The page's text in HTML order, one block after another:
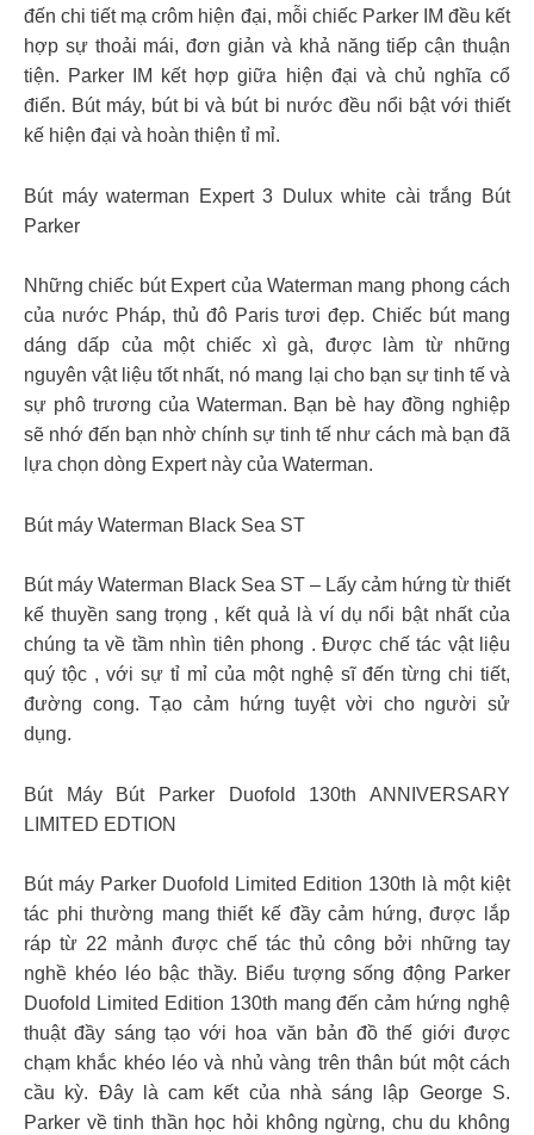
đến chi tiết mạ crôm hiện đại, mỗi chiếc Parker IM đều kết
hợp sự thoải mái, đơn giản và khả năng tiếp cận thuận
tiện. Parker IM kết hợp giữa hiện đại và chủ nghĩa cổ
điển. Bút máy, bút bi và bút bi nước đều nổi bật với thiết
kế hiện đại và hoàn thiện tỉ mỉ.
Bút máy waterman Expert 3 Dulux white cài trắng Bút
Parker
Những chiếc bút Expert của Waterman mang phong cách
của nước Pháp, thủ đô Paris tươi đẹp. Chiếc bút mang
dáng dấp của một chiếc xì gà, được làm từ những
nguyên vật liệu tốt nhất, nó mang lại cho bạn sự tinh tế và
sự phô trương của Waterman. Bạn bè hay đồng nghiệp
sẽ nhớ đến bạn nhờ chính sự tinh tế như cách mà bạn đã
lựa chọn dòng Expert này của Waterman.
Bút máy Waterman Black Sea ST
Bút máy Waterman Black Sea ST – Lấy cảm hứng từ thiết
kế thuyền sang trọng , kết quả là ví dụ nổi bật nhất của
chúng ta về tầm nhìn tiên phong . Được chế tác vật liệu
quý tộc , với sự tỉ mỉ của một nghệ sĩ đến từng chi tiết,
đường cong. Tạo cảm hứng tuyệt vời cho người sử
dụng.
Bút Máy Bút Parker Duofold 130th ANNIVERSARY
LIMITED EDTION
Bút máy Parker Duofold Limited Edition 130th là một kiệt
tác phi thường mang thiết kế đầy cảm hứng, được lắp
ráp từ 22 mảnh được chế tác thủ công bởi những tay
nghề khéo léo bậc thầy. Biểu tượng sống động Parker
Duofold Limited Edition 130th mang đến cảm hứng nghệ
thuật đầy sáng tạo với hoa văn bản đồ thế giới được
chạm khắc khéo léo và nhủ vàng trên thân bút một cách
cầu kỳ. Đây là cam kết của nhà sáng lập George S.
Parker về tinh thần học hỏi không ngừng, chu du không